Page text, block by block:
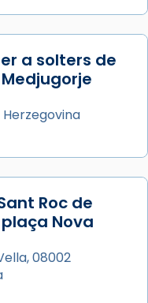
sant Cugat, a
la tradició
a Júlia”) i
=
I l’any 1667, el
en una obra
Iluro.
a solters de
Herzegovina
Roc de
Nova
08002